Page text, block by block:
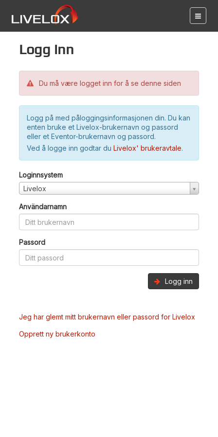
Logg inn
Du må være logget inn for å se denne siden
Logg på med påloggingsinformasjonen din. Du kan
enten bruke et Livelox-brukernavn og passord
eller et Eventor-brukernavn og passord.
Ved å logge inn godtar du Livelox' brukeravtale.
Loginnsystem
Livelox
Användarnamn
Passord
Logg inn
Jeg har glemt mitt brukernavn eller passord for Livelox
Opprett ny brukerkonto